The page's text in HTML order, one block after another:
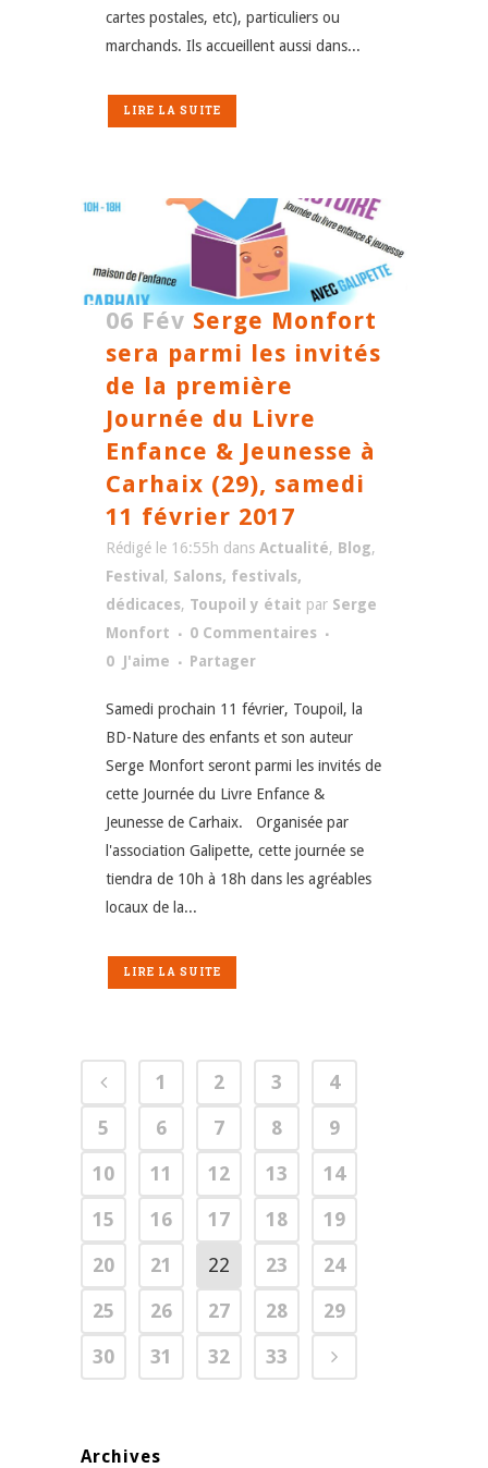
cartes postales, etc), particuliers ou
marchands. Ils accueillent aussi dans...
LIRE LA SUITE
06 Fév Serge Monfort
sera parmi les invités
de la première
Journée du Livre
Enfance & Jeunesse à
Carhaix (29), samedi
11 février 2017
Rédigé le 16:55h dans Actualité, Blog,
Festival , Salons, festivals,
dédicaces, Toupoil y était par Serge
Monfort
0 Commentaires
0 J'aime Partager
Samedi prochain 11 février, Toupoil, la
BD-Nature des enfants et son auteur
Serge Monfort seront parmi les invités de
cette Journée du Livre Enfance &
Jeunesse de Carhaix. Organisée par
l'association Galipette, cette journée se
tiendra de 10h à 18h dans les agréables
locaux de la...
LIRE LA SUITE
1 2 3
4
5
6 7 8
9
10
11 12 13
14
15
16 17 18
19
20
21 22 23
24
25
26 27 28
29
30
31 32 33
Archives